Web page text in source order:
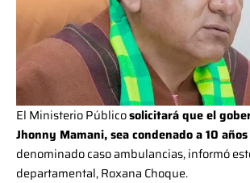
El Ministerio Públicosolicitará que el
Jhonny Mamani, sea condenado a 10
denominado caso ambulancias, informó
departamental, Roxana Choque.